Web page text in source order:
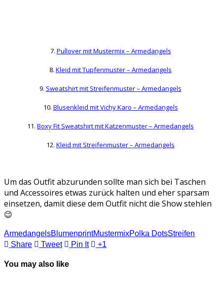
7. Pullover mit Mustermix – Armedangels
8. Kleid mit Tupfenmuster – Armedangels
9. Sweatshirt mit Streifenmuster – Armedangels
10. Blusenkleid mit Vichy Karo – Armedangels
11. Boxy Fit Sweatshirt mit Katzenmuster – Armedangels
12. Kleid mit Streifenmuster – Armedangels
Um das Outfit abzurunden sollte man sich bei Taschen
und Accessoires etwas zurück halten und eher sparsam
einsetzen, damit diese dem Outfit nicht die Show stehlen
😉
ArmedangelsBlumenprintMustermixPolka DotsStreifen
Share
Tweet Pin It +1
You may also like